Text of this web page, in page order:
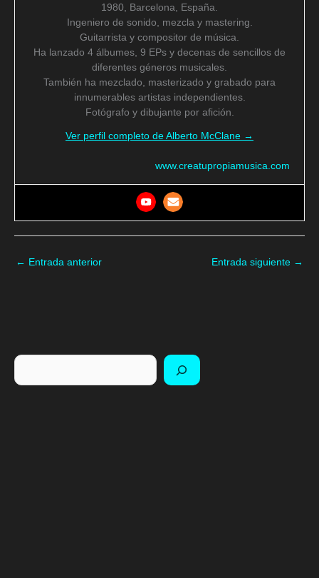
1980, Barcelona, España.
Ingeniero de sonido, mezcla y mastering.
Guitarrista y compositor de música.
Ha lanzado 4 álbumes, 9 EPs y decenas de sencillos de
diferentes géneros musicales.
También ha mezclado, masterizado y grabado para
innumerables artistas independientes.
Fotógrafo y dibujante por afición.
Ver perfil completo de Alberto McClane →
www.creatupropiamusica.com
← Entrada anterior Entrada siguiente →
Buscar